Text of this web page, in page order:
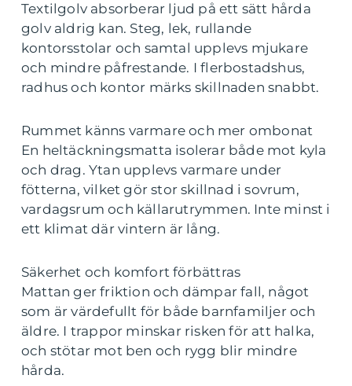
Textilgolv absorberar ljud på ett sätt hårda
golv aldrig kan. Steg, lek, rullande
kontorsstolar och samtal upplevs mjukare
och mindre påfrestande. I flerbostadshus,
radhus och kontor märks skillnaden snabbt.
Rummet känns varmare och mer ombonat
En heltäckningsmatta isolerar både mot kyla
och drag. Ytan upplevs varmare under
fötterna, vilket gör stor skillnad i sovrum,
vardagsrum och källarutrymmen. Inte minst i
ett klimat där vintern är lång.
Säkerhet och komfort förbättras
Mattan ger friktion och dämpar fall, något
som är värdefullt för både barnfamiljer och
äldre. I trappor minskar risken för att halka,
och stötar mot ben och rygg blir mindre
hårda.